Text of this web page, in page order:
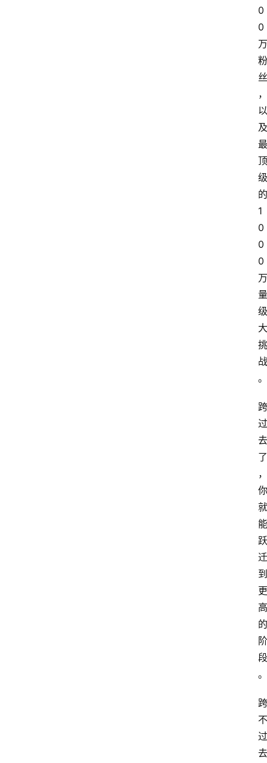
0
0
万
粉
丝
，
以
及
最
顶
级
的
1
0
0
0
万
量
级
大
挑
战
。
跨
过
去
了
，
你
就
能
跃
迁
到
更
高
的
阶
段
。
跨
不
过
去